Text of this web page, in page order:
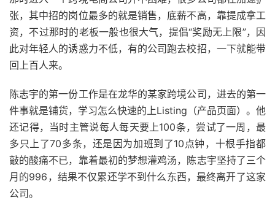
张，其中招的岗位最多的就是销售，底薪不高，靠提成拿工
资，不过那时的老板一般也很大气，提倡“奖励无上限”，因
此对年轻人的诱惑力不低，有的公司跑去校招，一下就能带
回上百人来。
陈志宇的第一份工作是在龙华的某家跨境公司，进去的第一
件事就是铺货，学习怎么快速的上Listing（产品页面）。他
还记得，当时主管说每人每天要上100条，尝试了一周，最
多只上了70多条，还是因为加班到了10点钟，十根手指都
敲的酸痛不已，靠着最初的梦想灌鸡汤，陈志宇坚持了三个
月的996，结果不仅累还学不到什么东西，最终离开了这家
公司。